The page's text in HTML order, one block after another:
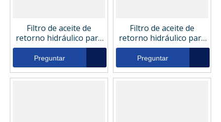
Filtro de aceite de
retorno hidráulico para
accesorios de la bomba
de mezcladores
excavadoras
HEK0240194ASSP025VMB17B
Preguntar
Filtro de aceite de
retorno hidráulico para
accesorios de bomba de
mezcladores
excavadoras ikron
hhc01320
Preguntar